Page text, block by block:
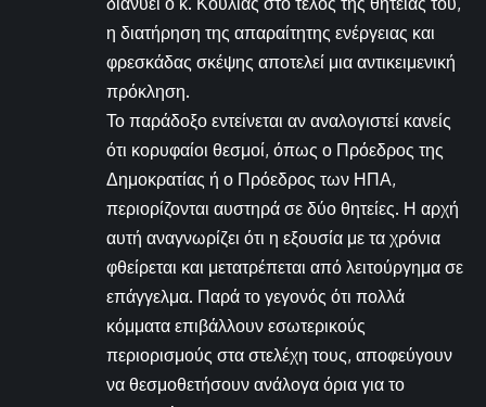
η διατήρηση της απαραίτητης ενέργειας και
φρεσκάδας σκέψης αποτελεί μια αντικειμενική
πρόκληση.
Το παράδοξο εντείνεται αν αναλογιστεί κανείς
ότι κορυφαίοι θεσμοί, όπως ο Πρόεδρος της
Δημοκρατίας ή ο Πρόεδρος των ΗΠΑ,
περιορίζονται αυστηρά σε δύο θητείες. Η αρχή
αυτή αναγνωρίζει ότι η εξουσία με τα χρόνια
φθείρεται και μετατρέπεται από λειτούργημα σε
επάγγελμα. Παρά το γεγονός ότι πολλά
κόμματα επιβάλλουν εσωτερικούς
περιορισμούς στα στελέχη τους, αποφεύγουν
να θεσμοθετήσουν ανάλογα όρια για το